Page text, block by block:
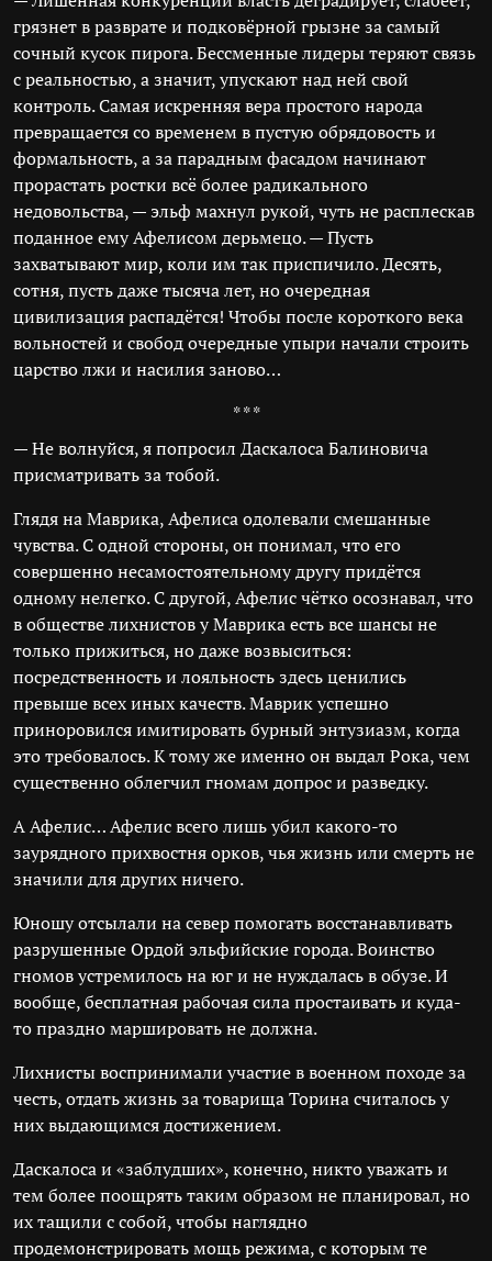
грязнет в разврате и подковёрной грызне за самый
сочный кусок пирога. Бессменные лидеры теряют связь
с реальностью, а значит, упускают над ней свой
контроль. Самая искренняя вера простого народа
превращается со временем в пустую обрядовость и
формальность, а за парадным фасадом начинают
прорастать ростки всё более радикального
недовольства, — эльф махнул рукой, чуть не расплескав
поданное ему Афелисом дерьмецо. — Пусть
захватывают мир, коли им так приспичило. Десять,
сотня, пусть даже тысяча лет, но очередная
цивилизация распадётся! Чтобы после короткого века
вольностей и свобод очередные упыри начали строить
царство лжи и насилия заново…
* * *
— Не волнуйся, я попросил Даскалоса Балиновича
присматривать за тобой.
Глядя на Маврика, Афелиса одолевали смешанные
чувства. С одной стороны, он понимал, что его
совершенно несамостоятельному другу придётся
одному нелегко. С другой, Афелис чётко осознавал, что
в обществе лихнистов у Маврика есть все шансы не
только прижиться, но даже возвыситься:
посредственность и лояльность здесь ценились
превыше всех иных качеств. Маврик успешно
приноровился имитировать бурный энтузиазм, когда
это требовалось. К тому же именно он выдал Рока, чем
существенно облегчил гномам допрос и разведку.
А Афелис… Афелис всего лишь убил какого-то
заурядного прихвостня орков, чья жизнь или смерть не
значили для других ничего.
Юношу отсылали на север помогать восстанавливать
разрушенные Ордой эльфийские города. Воинство
гномов устремилось на юг и не нуждалась в обузе. И
вообще, бесплатная рабочая сила простаивать и куда-
то праздно маршировать не должна.
Лихнисты воспринимали участие в военном походе за
честь, отдать жизнь за товарища Торина считалось у
них выдающимся достижением.
Даскалоса и «заблудших», конечно, никто уважать и
тем более поощрять таким образом не планировал, но
их тащили с собой, чтобы наглядно
продемонстрировать мощь режима, с которым те